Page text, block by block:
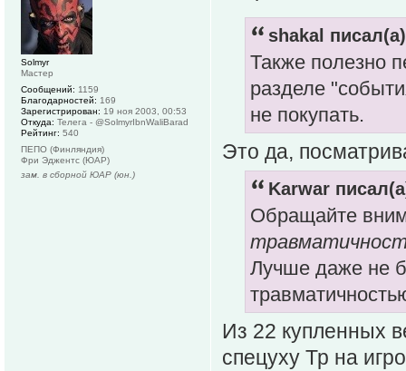
shakal
Также полезно
разделе
не покупать.
Это да,
Karwar
Обращайте
Лучше даже не
Из 22 купленных
спецуху Тр на
Solmyr
Мастер
Сообщений: 1159
Благодарностей: 169
Зарегистрирован: 19 ноя 2003, 00:53
Откуда: Телега - @SolmyrIbnWaliBarad
Рейтинг: 540
ПЕПО (Финляндия)
Фри Эджентс (ЮАР)
зам. в сборной ЮАР (юн.)